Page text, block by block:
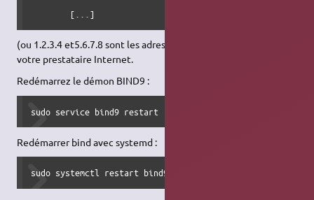
        [...]
(ou 1.2.3.4 et5.6.7.8 sont les adresses IP des serveurs
votre prestataire Internet.
Redémarrez le démon BIND9 :
sudo service bind9 restart
Redémarrer bind avec systemd :
sudo systemctl restart bind9.service